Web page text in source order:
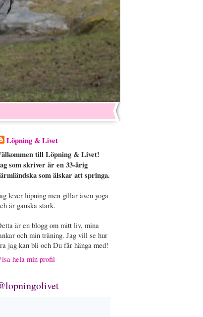
Löpning & Livet
till Löpning & Livet!
som skriver är en 33-årig
som älskar att springa.
lever löpning men gillar även yoga
är ganska stark.
är en blogg om mitt liv, mina
och min träning. Jag vill se hur
jag kan bli och Du får hänga med!
hela min profil